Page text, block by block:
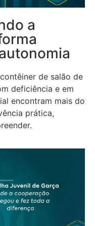
a
de salão de
deficiência e em
encontram mais do
prática,